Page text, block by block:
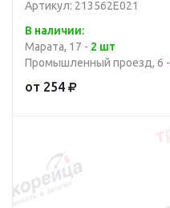
Артикул: 213562E021
В наличии:
Марата, 17 - 2 шт
Промышленный проезд, 6 -
от 254